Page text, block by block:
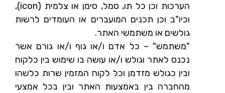
הערכות וכן כל תו, סמל, סימן או צלמית (icon),
וכיו"ב וכן תכנים המועברים או העומדים לרשות
גולשים או משתמשי האתר.
"משתמש" – כל אדם ו/או גוף ו/או גורם אשר
נכנס לאתר וגולש ו/או עושה בו שימוש בין כלקוח
ובין כגולש מזדמן וכל לקוח המזמין שרות כלשהו
מהחברה בין באמצעות האתר ובין בכל אמצעי